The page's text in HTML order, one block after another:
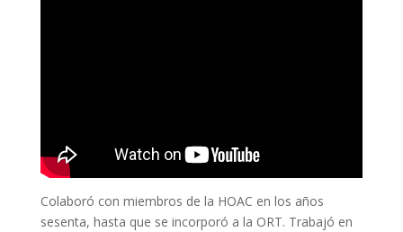
Colaboró con miembros de la HOAC en los años
sesenta, hasta que se incorporó a la ORT. Trabajó en